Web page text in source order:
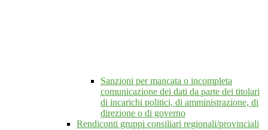
Sanzioni per mancata o incompleta
comunicazione dei dati da parte dei titolari
di incarichi politici, di amministrazione, di
direzione o di governo
Rendiconti gruppi consiliari regionali/provinciali